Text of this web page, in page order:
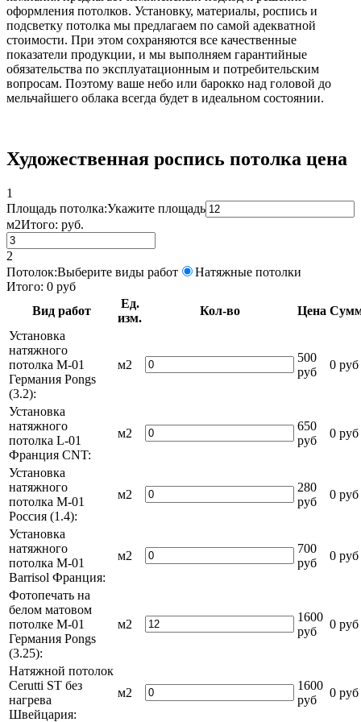
оформления потолков. Установку, материалы, роспись и
подсветку потолка мы предлагаем по самой адекватной
стоимости. При этом сохраняются все качественные
показатели продукции, и мы выполняем гарантийные
обязательства по эксплуатационным и потребительским
вопросам. Поэтому ваше небо или барокко над головой до
мельчайшего облака всегда будет в идеальном состоянии.
Художественная роспись потолка цена
1
Площадь потолка:Укажите площадь
м2Итого: руб.
2
Потолок:Выберите виды работ
Натяжные потолки
Итого: 0 руб
Вид работ
Ед.
изм.
Кол-во Цена
Установка
натяжного
потолка M-01
Германия Pongs
(3.2):
м2
500
руб
0 руб
Установка
натяжного
потолка L-01
Франция СNT:
м2
650
руб
0 руб
Установка
натяжного
потолка М-01
Россия (1.4):
м2
280
руб
0 руб
Установка
натяжного
потолка M-01
Barrisol Франция:
м2
700
руб
0 руб
Фотопечать на
белом матовом
потолке М-01
Германия Pongs
(3.25):
м2
1600
руб
0 руб
Натяжной потолок
Cerutti ST без
нагрева
Швейцария:
м2
1600
руб
0 руб